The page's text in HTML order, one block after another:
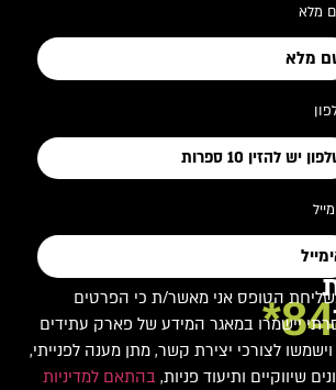
מלא
הטופס אני מאשר/ת כי הפרטים
יישמרו במאגר המידע של פארק עתידים
לצורכי יצירת קשר, מתן מענה לפנייתי,
שיווקיים ותיעוד פניות, בהתאם למדיניות